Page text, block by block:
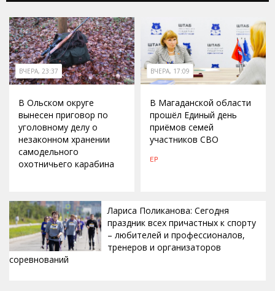
ВЧЕРА, 23:37
В Ольском округе
вынесен приговор по
уголовному делу о
незаконном хранении
самодельного
охотничьего карабина
ВЧЕРА, 17:09
В Магаданской области
прошёл Единый день
приёмов семей
участников СВО
ЕР
Лариса Поликанова: Сегодня
праздник всех причастных к спорту
– любителей и профессионалов,
тренеров и организаторов
соревнований